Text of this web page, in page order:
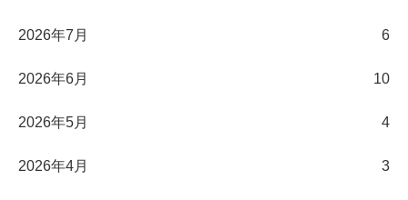
2026年7月 6
2026年6月 10
2026年5月 4
2026年4月 3